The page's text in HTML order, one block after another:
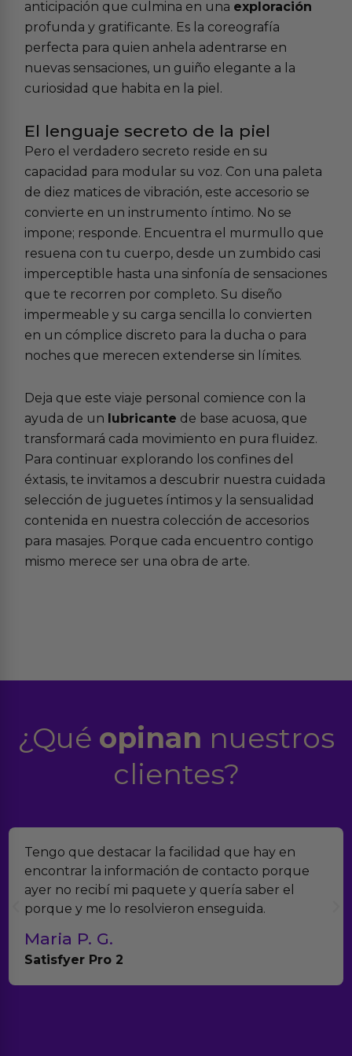
anticipación que culmina en una exploración
profunda y gratificante. Es la coreografía
perfecta para quien anhela adentrarse en
nuevas sensaciones, un guiño elegante a la
curiosidad que habita en la piel.
El lenguaje secreto de la piel
Pero el verdadero secreto reside en su
capacidad para modular su voz. Con una paleta
de diez matices de vibración, este accesorio se
convierte en un instrumento íntimo. No se
impone; responde. Encuentra el murmullo que
resuena con tu cuerpo, desde un zumbido casi
imperceptible hasta una sinfonía de sensaciones
que te recorren por completo. Su diseño
impermeable y su carga sencilla lo convierten
en un cómplice discreto para la ducha o para
noches que merecen extenderse sin límites.
Deja que este viaje personal comience con la
ayuda de un lubricante de base acuosa, que
transformará cada movimiento en pura fluidez.
Para continuar explorando los confines del
éxtasis, te invitamos a descubrir nuestra cuidada
selección de juguetes íntimos y la sensualidad
contenida en nuestra colección de accesorios
para masajes. Porque cada encuentro contigo
mismo merece ser una obra de arte.
¿Qué opinan nuestros
clientes?
Tengo que destacar la facilidad que hay en
encontrar la información de contacto porque
ayer no recibí mi paquete y quería saber el
porque y me lo resolvieron enseguida.
Maria P. G.
Satisfyer Pro 2